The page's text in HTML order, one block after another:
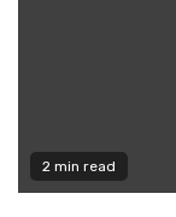
2 min read